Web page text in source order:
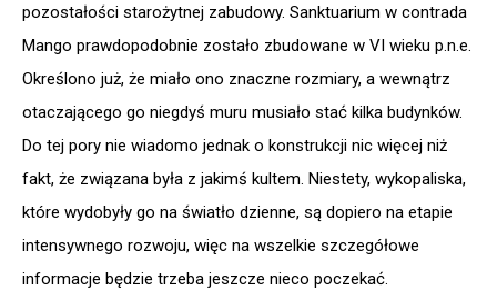
pozostałości starożytnej zabudowy. Sanktuarium w contrada
Mango prawdopodobnie zostało zbudowane w VI wieku p.n.e.
Określono już, że miało ono znaczne rozmiary, a wewnątrz
otaczającego go niegdyś muru musiało stać kilka budynków.
Do tej pory nie wiadomo jednak o konstrukcji nic więcej niż
fakt, że związana była z jakimś kultem. Niestety, wykopaliska,
które wydobyły go na światło dzienne, są dopiero na etapie
intensywnego rozwoju, więc na wszelkie szczegółowe
informacje będzie trzeba jeszcze nieco poczekać.